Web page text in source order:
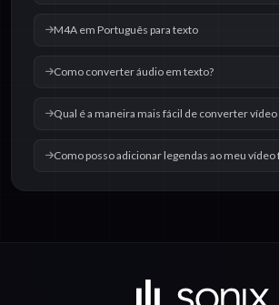
M4A em Português para texto
Como converter áudio em texto?
Qual é a maneira mais fácil de converter
Como posso adicionar legendas ao meu